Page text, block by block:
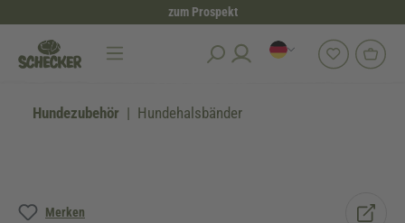
zum Prospekt
Hundezubehör Hundehalsbänder
Merken
Bildergalerie überspringen